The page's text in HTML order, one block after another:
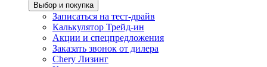
Выбор и покупка
Записаться на тест-драйв
Калькулятор Трейд-ин
Акции и спецпредложения
Заказать звонок от дилера
Chery Лизинг